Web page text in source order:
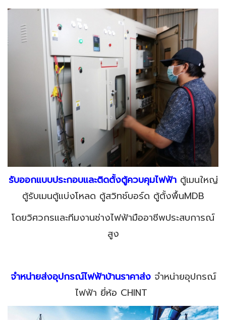
รับออกแบบประกอบและติดตั้งตู้ควบคุมไฟฟ้า ตู้เมนใหญ่
ตู้รับเมนตู้แบ่งโหลด ตู้สวิทช์บอร์ด ตู้ตั้งพื้นMDB
โดยวิศวกรและทีมงานช่างไฟฟ้ามืออาชีพประสบการณ์
สูง
จำหน่ายส่งอุปกรณ์ไฟฟ้าบ้านราคาส่ง จำหน่ายอุปกรณ์
ไฟฟ้า ยี่ห้อ CHINT